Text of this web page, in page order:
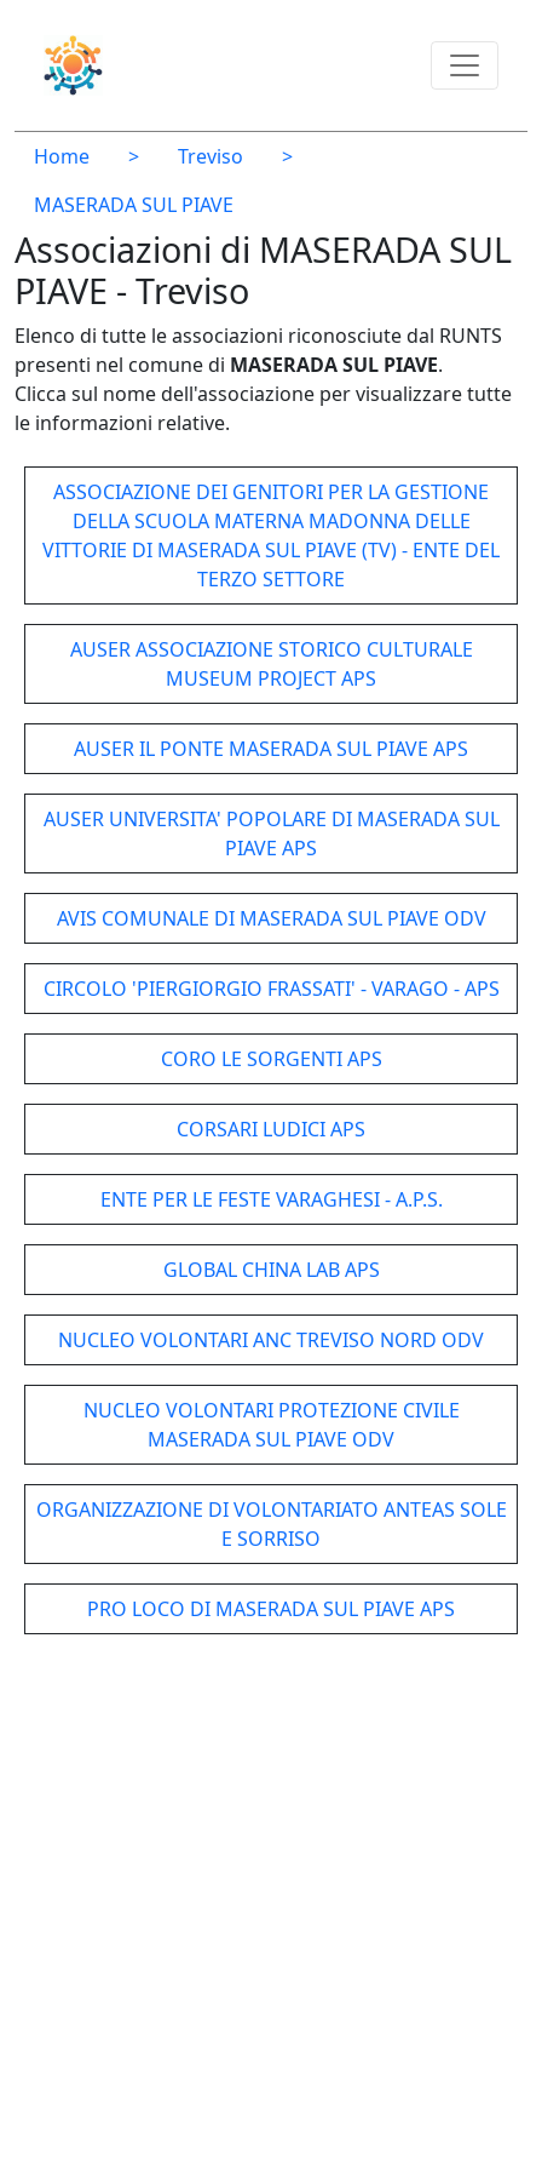
Home > Treviso
>
MASERADA SUL PIAVE
Associazioni di MASERADA SUL
PIAVE - Treviso
Elenco di tutte le associazioni riconosciute dal RUNTS
presenti nel comune di MASERADA SUL PIAVE.
Clicca sul nome dell'associazione per visualizzare tutte
le informazioni relative.
ASSOCIAZIONE DEI GENITORI PER LA GESTIONE
DELLA SCUOLA MATERNA MADONNA DELLE
VITTORIE DI MASERADA SUL PIAVE (TV) - ENTE DEL
TERZO SETTORE
AUSER ASSOCIAZIONE STORICO CULTURALE
MUSEUM PROJECT APS
AUSER IL PONTE MASERADA SUL PIAVE APS
AUSER UNIVERSITA' POPOLARE DI MASERADA SUL
PIAVE APS
AVIS COMUNALE DI MASERADA SUL PIAVE ODV
CIRCOLO 'PIERGIORGIO FRASSATI' - VARAGO - APS
CORO LE SORGENTI APS
CORSARI LUDICI APS
ENTE PER LE FESTE VARAGHESI - A.P.S.
GLOBAL CHINA LAB APS
NUCLEO VOLONTARI ANC TREVISO NORD ODV
NUCLEO VOLONTARI PROTEZIONE CIVILE
MASERADA SUL PIAVE ODV
ORGANIZZAZIONE DI VOLONTARIATO ANTEAS SOLE
E SORRISO
PRO LOCO DI MASERADA SUL PIAVE APS